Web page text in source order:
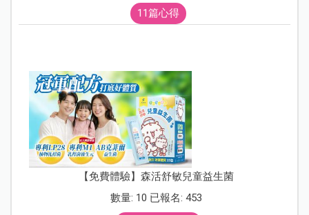
11篇心得
【免費體驗】森活舒敏兒童益生菌
數量: 10 已報名: 453